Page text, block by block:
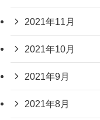
2021年11月
2021年10月
2021年9月
2021年8月